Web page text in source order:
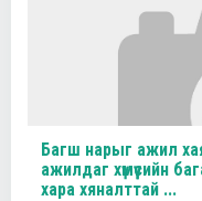
Багш нарыг ажил
ажилдаг хүмүүсийн
хара хяналттай ...